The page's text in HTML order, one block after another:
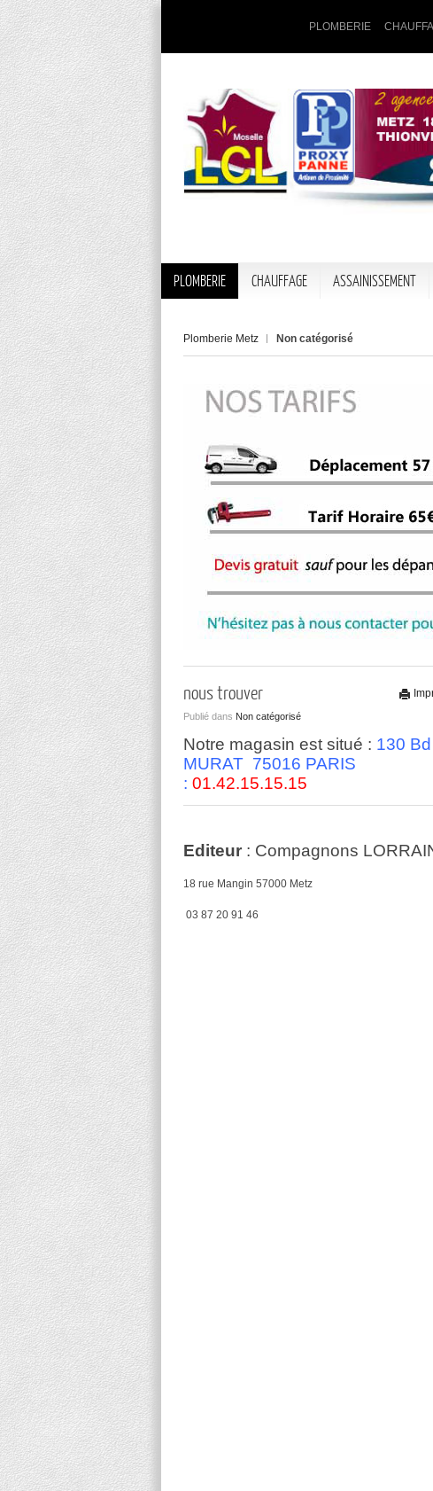
PLOMBERIE
PLOMBERIE CHAUFFAGE ASSAINISSEMENT
Plomberie Metz Non catégorisé
nous trouver
Publié dans Non catégorisé
Notre magasin est situé : 130 Bd
MURAT 75016 PARIS
: 01.42.15.15.15
Editeur : Compagnons
18 rue Mangin 57000 Metz
03 87 20 91 46